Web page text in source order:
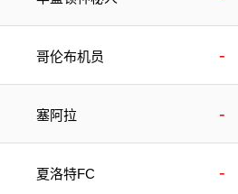
哥伦布机员 -
塞阿拉 -
夏洛特FC -